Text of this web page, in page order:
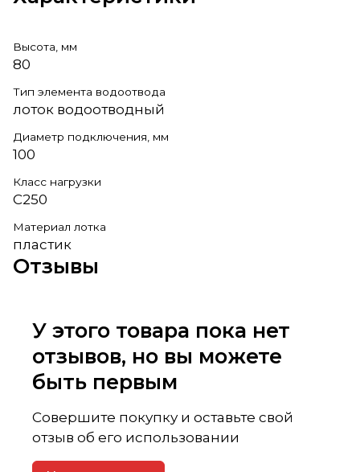
Высота, мм
80
Тип элемента водоотвода
лоток водоотводный
Диаметр подключения, мм
100
Класс нагрузки
C250
Материал лотка
пластик
Отзывы
У этого товара пока нет
отзывов, но вы можете
быть первым
Совершите покупку и оставьте свой
отзыв об его использовании